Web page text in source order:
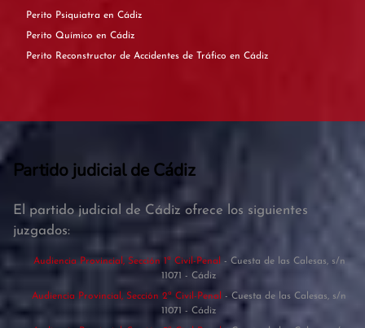
Perito Psiquiatra en Cádiz
Perito Químico en Cádiz
Perito Reconstructor de Accidentes de Tráfico en Cádiz
Partido judicial de Cádiz
El partido judicial de Cádiz ofrece los siguientes
juzgados:
Audiencia Provincial, Sección 1ª Civil-Penal - Cuesta de las Calesas, s/n
11071 - Cádiz
Audiencia Provincial, Sección 2ª Civil-Penal - Cuesta de las Calesas, s/n
11071 - Cádiz